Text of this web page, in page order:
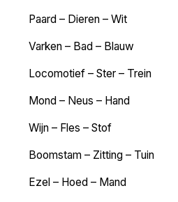
Paard – Dieren – Wit
Varken – Bad – Blauw
Locomotief – Ster – Trein
Mond – Neus – Hand
Wijn – Fles – Stof
Boomstam – Zitting – Tuin
Ezel – Hoed – Mand